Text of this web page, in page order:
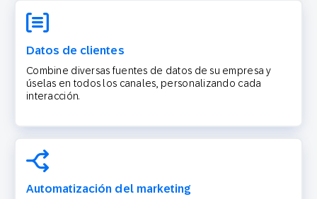
Datos de clientes
Combine diversas fuentes de datos de su empresa y
úselas en todos los canales, personalizando cada
interacción.
Automatización del marketing